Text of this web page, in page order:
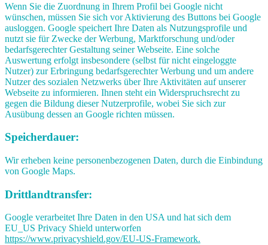
Wenn Sie die Zuordnung in Ihrem Profil bei Google nicht
wünschen, müssen Sie sich vor Aktivierung des Buttons bei Google
ausloggen. Google speichert Ihre Daten als Nutzungsprofile und
nutzt sie für Zwecke der Werbung, Marktforschung und/oder
bedarfsgerechter Gestaltung seiner Webseite. Eine solche
Auswertung erfolgt insbesondere (selbst für nicht eingeloggte
Nutzer) zur Erbringung bedarfsgerechter Werbung und um andere
Nutzer des sozialen Netzwerks über Ihre Aktivitäten auf unserer
Webseite zu informieren. Ihnen steht ein Widerspruchsrecht zu
gegen die Bildung dieser Nutzerprofile, wobei Sie sich zur
Ausübung dessen an Google richten müssen.
Speicherdauer:
Wir erheben keine personenbezogenen Daten, durch die Einbindung
von Google Maps.
Drittlandtransfer:
Google verarbeitet Ihre Daten in den USA und hat sich dem
EU_US Privacy Shield unterworfen
https://www.privacyshield.gov/EU-US-Framework.